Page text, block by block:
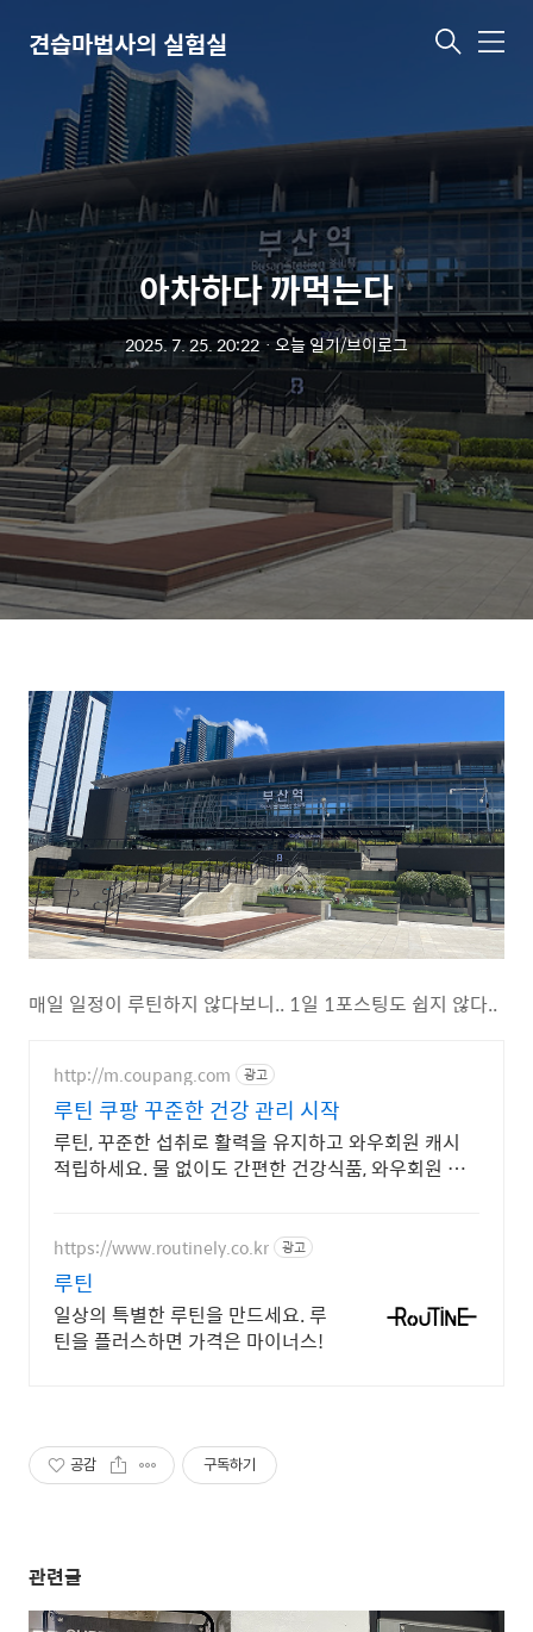
견습마법사의 실험실 메
아차하다 까먹는다
2025. 7. 25. 20:22ㆍ 오늘 일기/브이로그
매일 일정이 루틴하지 않다보니.. 1일 1포스팅도 쉽지 않다..
http://m.coupang.com 광고
루틴 쿠팡 꾸준한 건강 관리 시작
루틴, 꾸준한 섭취로 활력을 유지하고 와우회원 캐시
적립하세요. 물 없이도 간편한 건강식품, 와우회원 무
https://www.routinely.co.kr 광고
루틴
일상의 특별한 루틴을 만드세요. 루
틴을 플러스하면 가격은 마이너스!
공감 구독하기
관련글